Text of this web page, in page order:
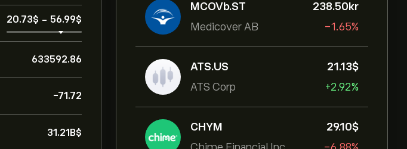
MCOVb.ST
Medicover AB
238.50‎kr‎
-1.65%
ATS.US
ATS Corp
21.13‎$‎
+2.92%
CHYM
29.10‎$‎
20.73‎$‎ - 56.99‎$‎
633592.86
-71.72
31.21B‎$‎